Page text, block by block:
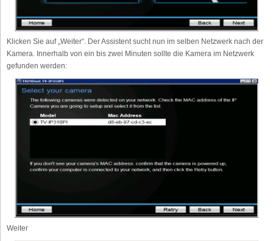
Klicken Sie auf „Weiter“. Der Assistent sucht nun im selben Netzwerk nach der
Kamera. Innerhalb von ein bis zwei Minuten sollte die Kamera im Netzwerk
gefunden werden:
Weiter